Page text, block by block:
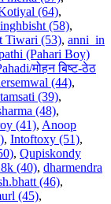
(64),
(58),
Tiwari (53), anni_in
(Pahari Boy)
मोहन बिष्ट-ठेठ
(44),
(39),
(48),
(41), Anoop
, Intoftoxy (51),
, Qupiskondy
(40), dharmendra
(46),
(45),